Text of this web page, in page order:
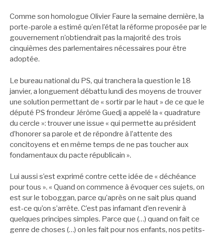
Comme son homologue Olivier Faure la semaine dernière, la
porte-parole a estimé qu’en l’état la réforme proposée par le
gouvernement n’obtiendrait pas la majorité des trois
cinquièmes des parlementaires nécessaires pour être
adoptée.
Le bureau national du PS, qui tranchera la question le 18
janvier, a longuement débattu lundi des moyens de trouver
une solution permettant de « sortir par le haut » de ce que le
député PS frondeur Jérôme Guedj a appelé la « quadrature
du cercle »: trouver une issue « qui permette au président
d’honorer sa parole et de répondre à l’attente des
concitoyens et en même temps de ne pas toucher aux
fondamentaux du pacte républicain ».
Lui aussi s’est exprimé contre cette idée de « déchéance
pour tous ». « Quand on commence à évoquer ces sujets, on
est sur le toboggan, parce qu’après on ne sait plus quand
est-ce qu’on s’arrête. C’est pas infamant d’en revenir à
quelques principes simples. Parce que (…) quand on fait ce
genre de choses (…) on les fait pour nos enfants, nos petits-